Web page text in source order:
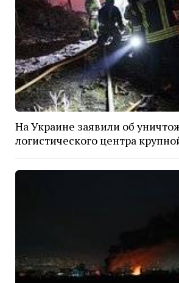
На Украине заявили об
логистического центра